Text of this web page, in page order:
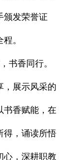
颁发荣誉证
。
书香同行。
，展示风采的
书香赋能，在
得，诵读所悟
心，深耕职教